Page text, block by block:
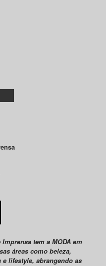
tem a MODA em
áreas como beleza,
lifestyle, abrangendo as